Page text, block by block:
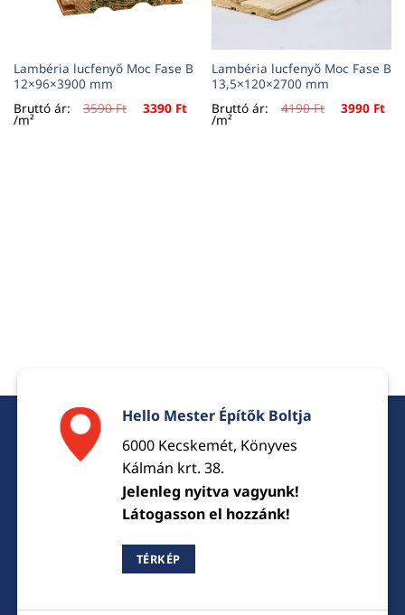
Lambéria lucfenyő Moc Fase B
12×96×3900 mm
Bruttó ár:
3590Ft Original
price
3390 FtCurrent
price
/m²
Lambéria lucfenyő Moc Fase B
13,5×120×2700 mm
Bruttó ár:
4190Ft Original
price
3990 Ft
/m²
Hello Mester Építők Boltja
6000 Kecskemét, Könyves
Kálmán krt. 38.
Jelenleg nyitva vagyunk!
Látogasson el hozzánk!
TÉRKÉP